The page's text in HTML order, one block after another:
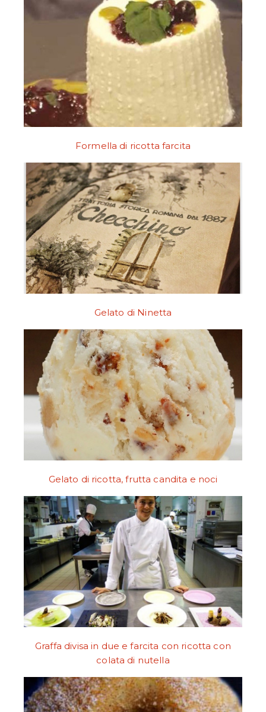
Formella di ricotta farcita
Gelato di Ninetta
Gelato di ricotta, frutta candita e noci
Graffa divisa in due e farcita con ricotta con
colata di nutella